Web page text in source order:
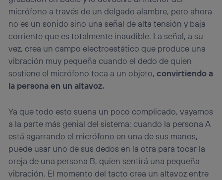
micrófono a través de un delgado alambre, pero ahora
no es un sonido sino una señal de alta tensión y baja
corriente que es totalmente inaudible. La señal, a su
vez, crea un campo electroestático que produce una
vibración muy pequeña cuando el dedo de quien
sostiene el micrófono toca a un objeto,convirtiendo a
la persona en un altavoz.
Ya que todo esto suena un poco complicado, vayamos
a la parte más genial del sistema: cuando la persona A
está agarrando el micrófono en una de sus manos,
puede usar uno de sus dedos en la otra para tocar la
oreja de una persona B, quien sentirá una pequeña
vibración. El momento del tacto crea un altavoz entre